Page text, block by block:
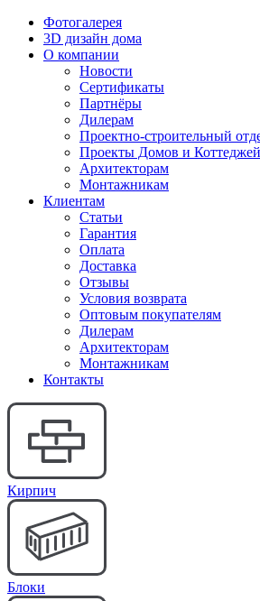
Фотогалерея
3D дизайн дома
О компании
Новости
Сертификаты
Партнёры
Дилерам
Проектно-строительный
Проекты Домов и Коттеджей
Архитекторам
Монтажникам
Клиентам
Статьи
Гарантия
Оплата
Доставка
Отзывы
Условия возврата
Оптовым покупателям
Дилерам
Архитекторам
Монтажникам
Контакты
Кирпич
Блоки